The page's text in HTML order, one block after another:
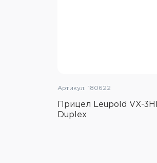
Артикул: 180622
Прицел Leupold VX-
Duplex